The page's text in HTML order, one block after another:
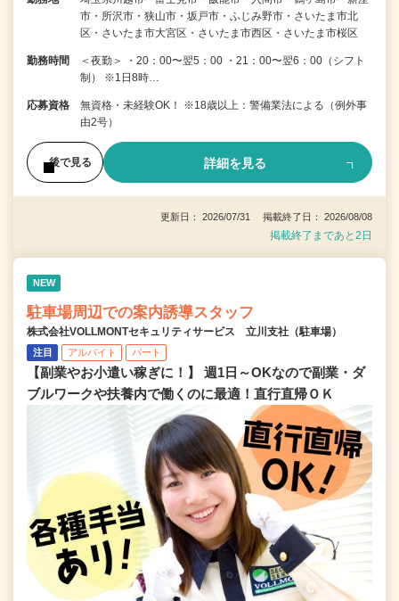
市・所沢市・狭山市・坂戸市・ふじみ野市・さいたま市北
区・さいたま市大宮区・さいたま市西区・さいたま市桜区
勤務時間
＜夜勤＞ ・20：00〜翌5：00 ・21：00〜翌6：00（シフト
制） ※1日8時…
応募資格
無資格・未経験OK！ ※18歳以上：警備業法による（例外事
由2号）
後で見る 詳細を見る
更新日： 2026/07/31 掲載終了日： 2026/08/08
掲載終了まであと2日
NEW
駐車場周辺での案内誘導スタッフ
株式会社VOLLMONTセキュリティサービス 立川支社（駐車場）
注目 アルバイト パート
【副業やお小遣い稼ぎに！】 週1日～OKなので副業・ダ
ブルワークや扶養内で働くのに最適！直行直帰ＯＫ